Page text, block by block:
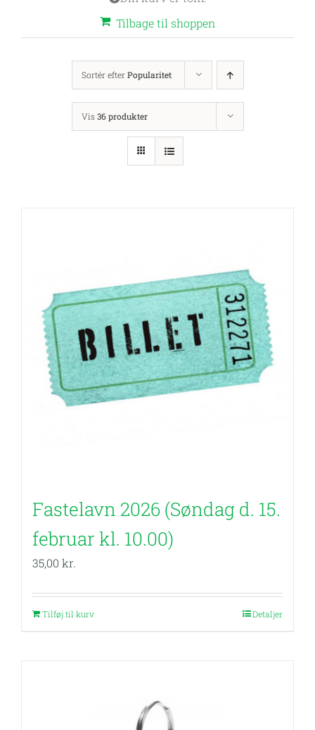
Tilbage til shoppen
Sortér efterPopularitet
Vis36 produkter
Fastelavn 2026 (Søndag d. 15.
februar kl. 10.00)
35,00 kr.
Tilføj til kurv Detaljer